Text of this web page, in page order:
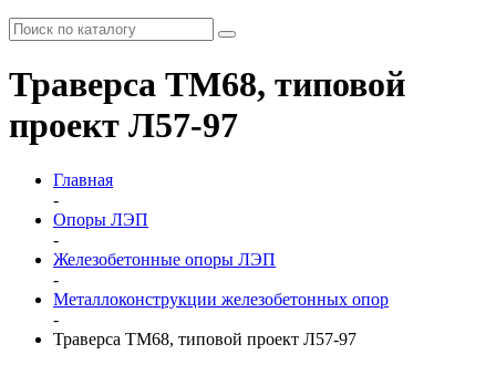
Траверса ТМ68, типовой
проект Л57-97
Главная
-
Опоры ЛЭП
-
Железобетонные опоры ЛЭП
-
Металлоконструкции железобетонных опор
-
Траверса ТМ68, типовой проект Л57-97